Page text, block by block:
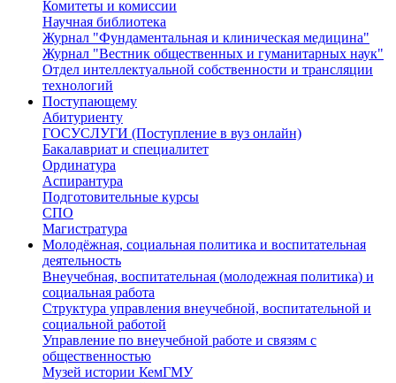
Комитеты и комиссии
Научная библиотека
Журнал "Фундаментальная и клиническая медицина"
Журнал "Вестник общественных и гуманитарных наук"
Отдел интеллектуальной собственности и трансляции
технологий
Поступающему
Абитуриенту
ГОСУСЛУГИ (Поступление в вуз онлайн)
Бакалавриат и специалитет
Ординатура
Аспирантура
Подготовительные курсы
СПО
Магистратура
Молодёжная, социальная политика и воспитательная
деятельность
Внеучебная, воспитательная (молодежная политика) и
социальная работа
Структура управления внеучебной, воспитательной и
социальной работой
Управление по внеучебной работе и связям с
общественностью
Музей истории КемГМУ